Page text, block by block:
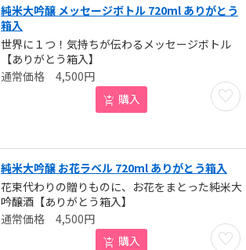
純米大吟醸 メッセージボトル 720ml ありがとう
箱入
世界に１つ！気持ちが伝わるメッセージボトル
【ありがとう箱入】
お気
4,500円
購入
純米大吟醸 お花ラベル 720ml ありがとう箱入
花束代わりの贈りものに、お花をまとった純米大
吟醸酒【ありがとう箱入】
お気
4,500円
購入